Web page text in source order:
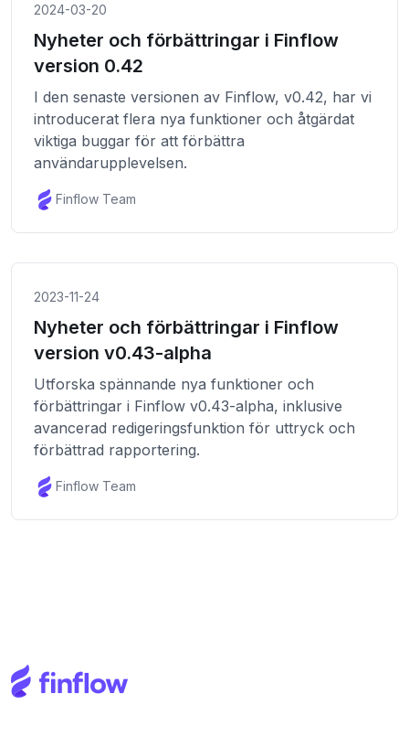
2024-03-20
Nyheter och förbättringar i Finflow
version 0.42
I den senaste versionen av Finflow, v0.42, har vi
introducerat flera nya funktioner och åtgärdat
viktiga buggar för att förbättra
användarupplevelsen.
Finflow Team
2023-11-24
Nyheter och förbättringar i Finflow
version v0.43-alpha
Utforska spännande nya funktioner och
förbättringar i Finflow v0.43-alpha, inklusive
avancerad redigeringsfunktion för uttryck och
förbättrad rapportering.
Finflow Team